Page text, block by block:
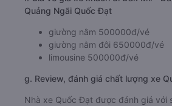
Quảng Ngãi Quốc Đạt
giường nằm 500000đ/vé
giường nằm đôi 650000đ/vé
limousine 500000đ/vé
g. Review, đánh giá chất lượng xe
Nhà xe Quốc Đạt được đánh giá với